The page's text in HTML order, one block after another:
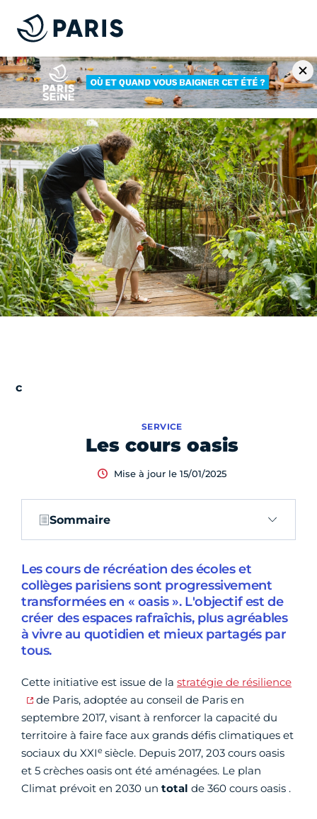
Les cours oasis
SERVICE
Mise à jour le 15/01/2025
Sommaire
Les cours de récréation des écoles et
collèges parisiens sont progressivement
transformées en « oasis ». L'objectif est de
créer des espaces rafraîchis, plus agréables
à vivre au quotidien et mieux partagés par
tous.
Cette initiative est issue de la stratégie de résilience
de Paris, adoptée au conseil de Paris en
septembre 2017, visant à renforcer la capacité du
territoire à faire face aux grands défis climatiques et
sociaux du XXIe siècle. Depuis 2017, 203 cours oasis
et 5 crèches oasis ont été aménagées. Le plan
Climat prévoit en 2030 un total de 360 cours oasis .